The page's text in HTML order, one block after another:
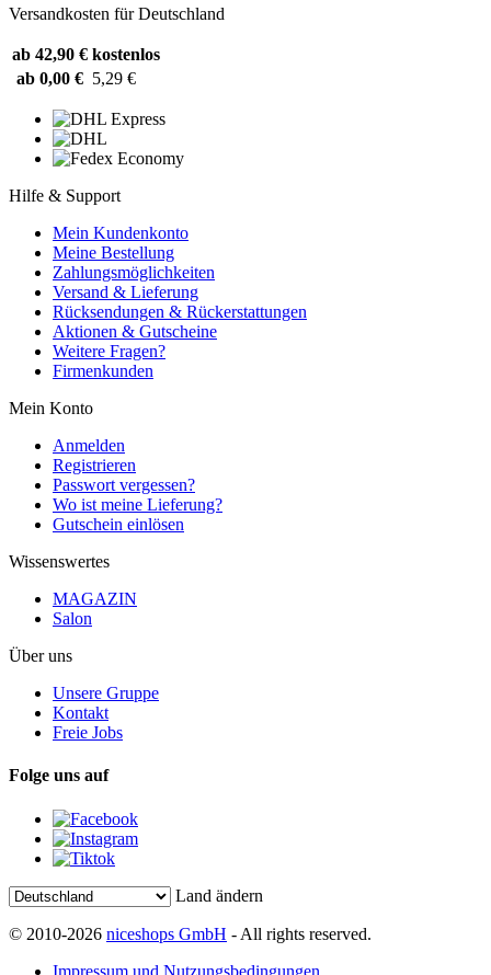
Versandkosten für Deutschland
ab 42,90 € kostenlos
ab 0,00 € 5,29 €
Hilfe & Support
Mein Kundenkonto
Meine Bestellung
Zahlungsmöglichkeiten
Versand & Lieferung
Rücksendungen & Rückerstattungen
Aktionen & Gutscheine
Weitere Fragen?
Firmenkunden
Mein Konto
Anmelden
Registrieren
Passwort vergessen?
Wo ist meine Lieferung?
Gutschein einlösen
Wissenswertes
MAGAZIN
Salon
Über uns
Unsere Gruppe
Kontakt
Freie Jobs
Folge uns auf
Land ändern
© 2010-2026 niceshops GmbH - All rights reserved.
Impressum und Nutzungsbedingungen